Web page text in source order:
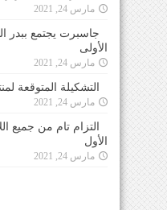
مارس 24, 2021
جاسبرت يجتمع ببدر
الأولى
مارس 24, 2021
التشكيلة المتوقعة
مارس 24, 2021
التزام تام من جميع
الأول
مارس 24, 2021